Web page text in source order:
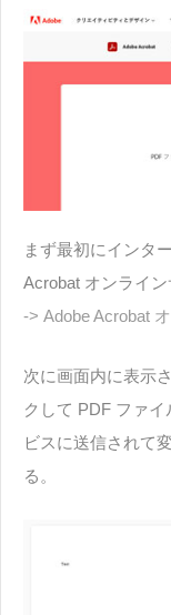
まず最初にインタ
Acrobat オンライン
-> Adobe Acrobat
次に画面内に表示
クして PDF ファ
ビスに送信されて
る。